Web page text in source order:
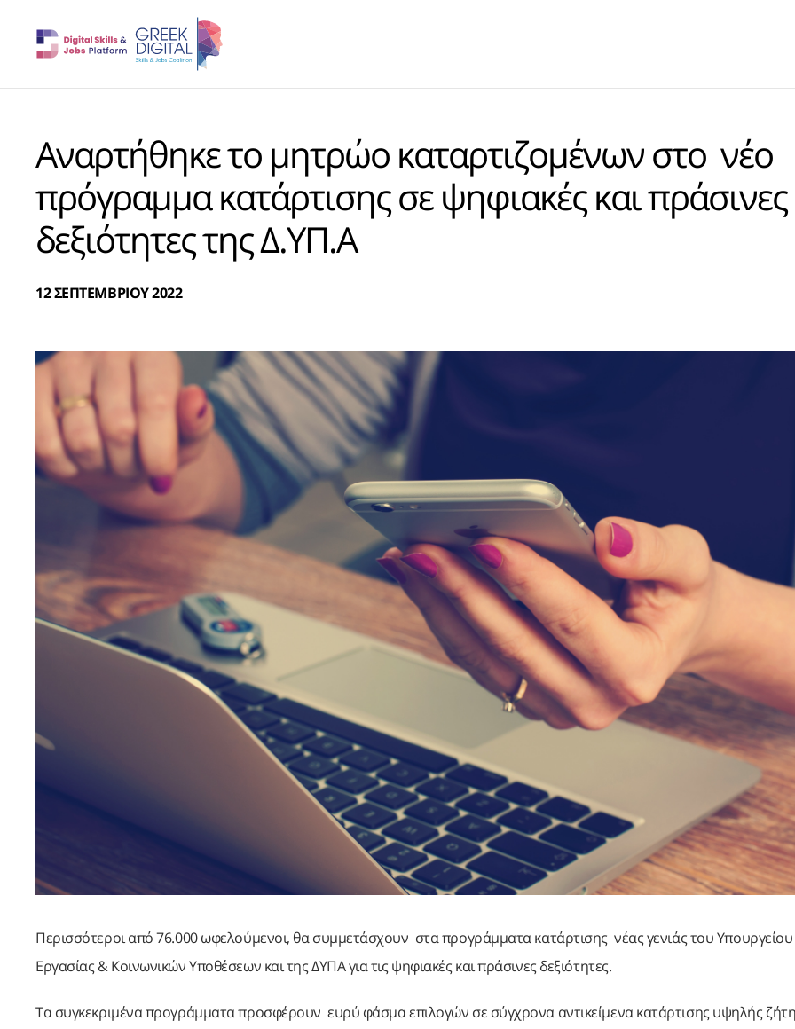
Aναρτήθηκε το μητρώο καταρτιζομένων στο νέο
πρόγραμμα κατάρτισης σε ψηφιακές και πράσινες
δεξιότητες της Δ.ΥΠ.Α
12 ΣΕΠΤΕΜΒΡΙΟΥ 2022
Περισσότεροι από 76.000 ωφελούμενοι, θα συμμετάσχουν στα προγράμματα κατάρτισης νέας γενιάς του Υπουργείου
Εργασίας & Κοινωνικών Υποθέσεων και της ΔΥΠΑ για τις ψηφιακές και πράσινες δεξιότητες.
Τα συγκεκριμένα προγράμματα προσφέρουν ευρύ φάσμα επιλογών σε σύγχρονα αντικείμενα κατάρτισης υψηλής